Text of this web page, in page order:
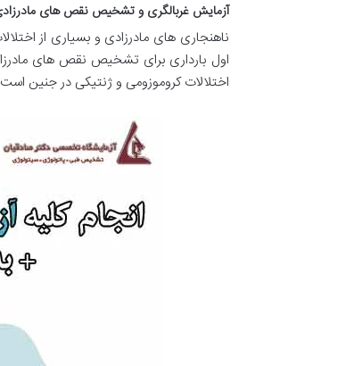
آزمایش غربالگری و تشخیص نقص های
ناهنجاری های مادرزادی و بسیاری از
اول بارداری برای تشخیص نقص های
اختلالات کروموزومی و ژنتیکی در جنین